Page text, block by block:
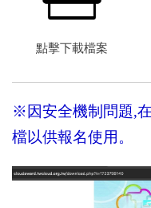
點擊下載檔案
※因安全機制問題,
檔以供報名使用。